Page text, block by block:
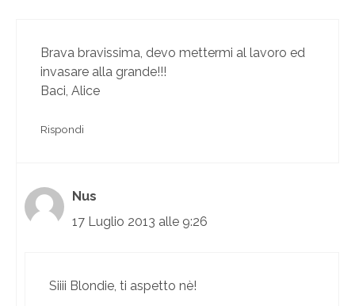
Brava bravissima, devo mettermi al lavoro ed
invasare alla grande!!!
Baci, Alice
Rispondi
Nus
17 Luglio 2013 alle 9:26
Siiii Blondie, ti aspetto nè!